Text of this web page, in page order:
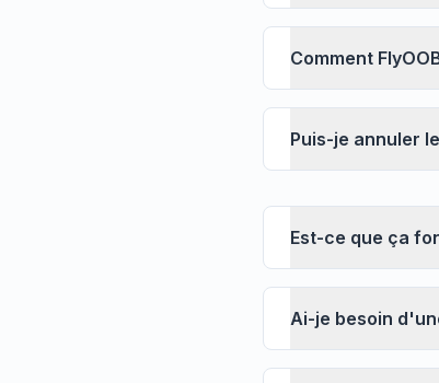
Comment
Puis-je annuler
Est-ce que ça
Ai-je besoin